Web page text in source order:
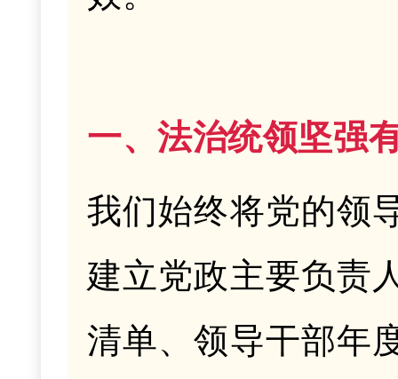
一、法治统领坚强
我们始终将党的领
建立党政主要负责
清单、领导干部年